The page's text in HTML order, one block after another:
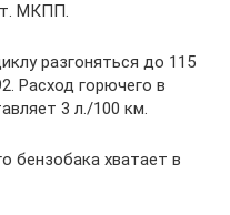
МКПП.
разгоняться до 115
Расход горючего в
3 л./100 км.
бензобака хватает в